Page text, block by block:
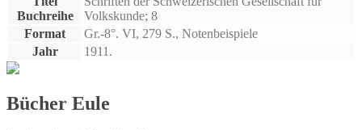
Buchreihe
Volkskunde; 8
Format
Gr.-8°. VI, 279 S., Notenbeispiele
Jahr
1911.
Bücher Eule